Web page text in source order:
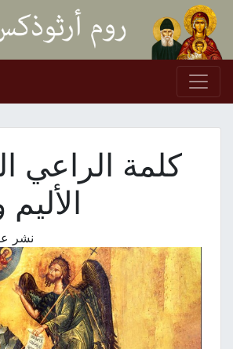
Skip to content
Main Navigation
كلمة الراعي
الأليم
نشر